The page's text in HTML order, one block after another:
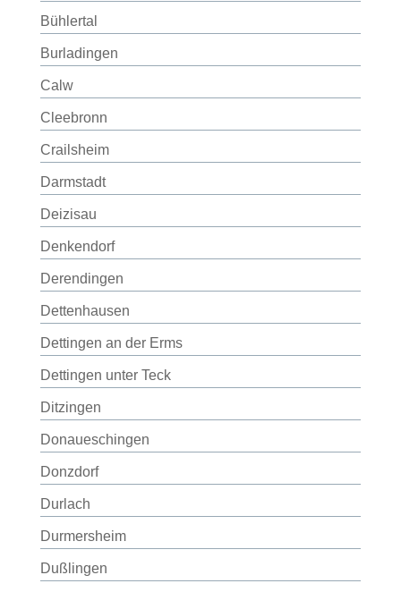
Bühlertal
Burladingen
Calw
Cleebronn
Crailsheim
Darmstadt
Deizisau
Denkendorf
Derendingen
Dettenhausen
Dettingen an der Erms
Dettingen unter Teck
Ditzingen
Donaueschingen
Donzdorf
Durlach
Durmersheim
Dußlingen